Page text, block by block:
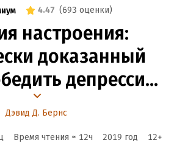
4.47 (693 оценки)
настроения:
доказанный
депрессию
таблеток
Дэвид Д. Бернс
Время чтения ≈ 12ч 2019 год 12+